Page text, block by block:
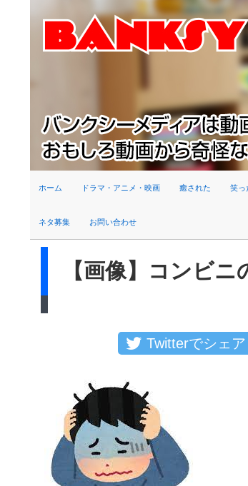
ホーム ドラマ・アニメ・映画 癒された 笑っ
ネタ募集 お問い合わせ
【画像】コンビ
Twitterでシェア